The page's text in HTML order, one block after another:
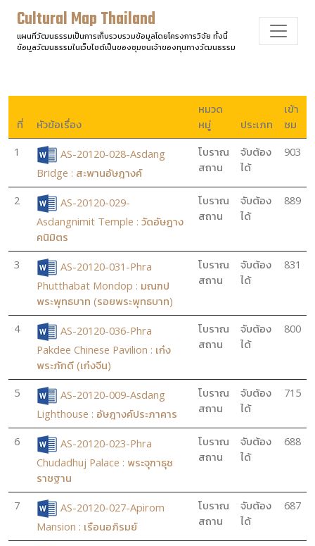
Cultural Map Thailand
แผนที่วัฒนธรรมเป็นการเก็บรวบรวมข้อมูลโดยโครงการวิจัย ทั้งนี้
ข้อมูลวัฒนธรรมในเว็บไซต์เป็นของชุมชนเจ้าของทุนทางวัฒนธรรม
ที่ หัวข้อเรื่อง
หมวด
หมู่
ประเภท
เข้า
ชม
1
AS-20120-028-Asdang
Bridge : สะพานอัษฎางค์
โบราณ
สถาน
จับต้อง
ได้
903
2
AS-20120-029-
Asdangnimit Temple : วัดอัษฎาง
คนิมิตร
โบราณ
สถาน
จับต้อง
ได้
889
3
AS-20120-031-Phra
Phutthabat Mondop : มณฑป
พระพุทธบาท (รอยพระพุทธบาท)
โบราณ
สถาน
จับต้อง
ได้
831
4
AS-20120-036-Phra
Pakdee Chinese Pavilion : เก๋ง
พระภักดี (เก๋งจีน)
โบราณ
สถาน
จับต้อง
ได้
800
5
AS-20120-009-Asdang
Lighthouse : อัษฎางค์ประภาคาร
โบราณ
สถาน
จับต้อง
ได้
715
6
AS-20120-023-Phra
Chudadhuj Palace : พระจุฑาธุช
ราชฐาน
โบราณ
สถาน
จับต้อง
ได้
688
7
AS-20120-027-Apirom
Mansion : เรือนอภิรมย์
โบราณ
สถาน
จับต้อง
ได้
687